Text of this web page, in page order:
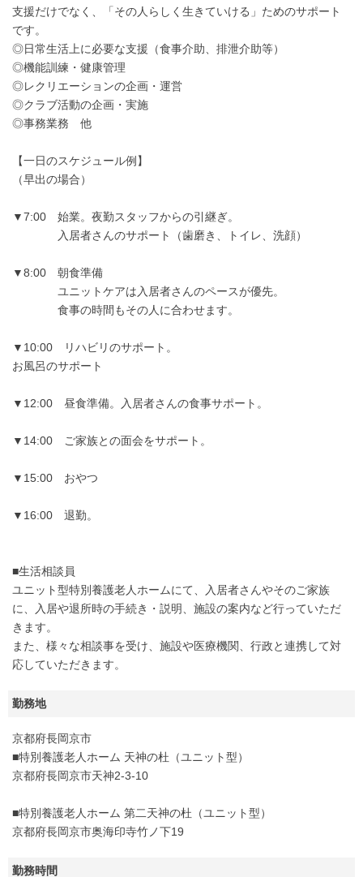
支援だけでなく、「その人らしく生きていける」ためのサポート
です。
◎日常生活上に必要な支援（食事介助、排泄介助等）
◎機能訓練・健康管理
◎レクリエーションの企画・運営
◎クラブ活動の企画・実施
◎事務業務 他
【一日のスケジュール例】
（早出の場合）
▼7:00 始業。夜勤スタッフからの引継ぎ。
入居者さんのサポート（歯磨き、トイレ、洗顔）
▼8:00 朝食準備
ユニットケアは入居者さんのペースが優先。
食事の時間もその人に合わせます。
▼10:00 リハビリのサポート。
お風呂のサポート
▼12:00 昼食準備。入居者さんの食事サポート。
▼14:00 ご家族との面会をサポート。
▼15:00 おやつ
▼16:00 退勤。
■生活相談員
ユニット型特別養護老人ホームにて、入居者さんやそのご家族
に、入居や退所時の手続き・説明、施設の案内など行っていただ
きます。
また、様々な相談事を受け、施設や医療機関、行政と連携して対
応していただきます。
勤務地
京都府長岡京市
■特別養護老人ホーム 天神の杜（ユニット型）
京都府長岡京市天神2-3-10
■特別養護老人ホーム 第二天神の杜（ユニット型）
京都府長岡京市奥海印寺竹ノ下19
勤務時間